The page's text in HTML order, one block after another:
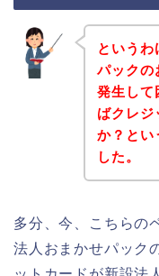
という
パックの
発生して
ばクレジ
か？とい
した。
多分、今、こちらの
法人おまかせパック